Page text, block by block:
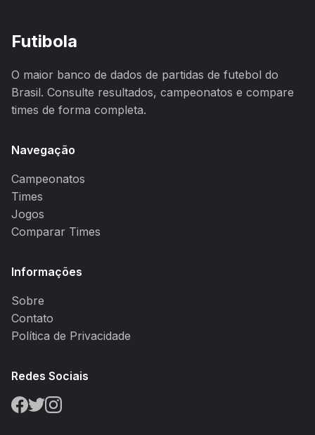
Futibola
O maior banco de dados de partidas de futebol do
Brasil. Consulte resultados, campeonatos e compare
times de forma completa.
Navegação
Campeonatos
Times
Jogos
Comparar Times
Informações
Sobre
Contato
Política de Privacidade
Redes Sociais